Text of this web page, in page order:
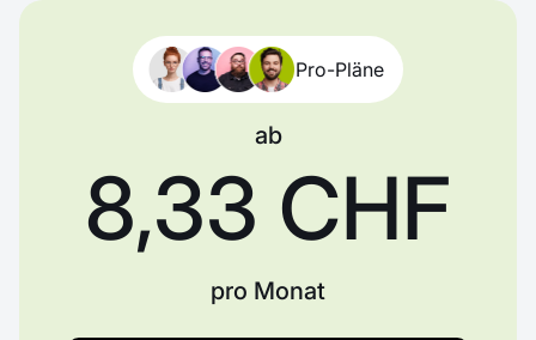
Pro-Pläne
ab
8,33 CHF
pro Monat